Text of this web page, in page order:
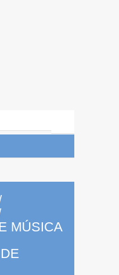
MÚSICA
de